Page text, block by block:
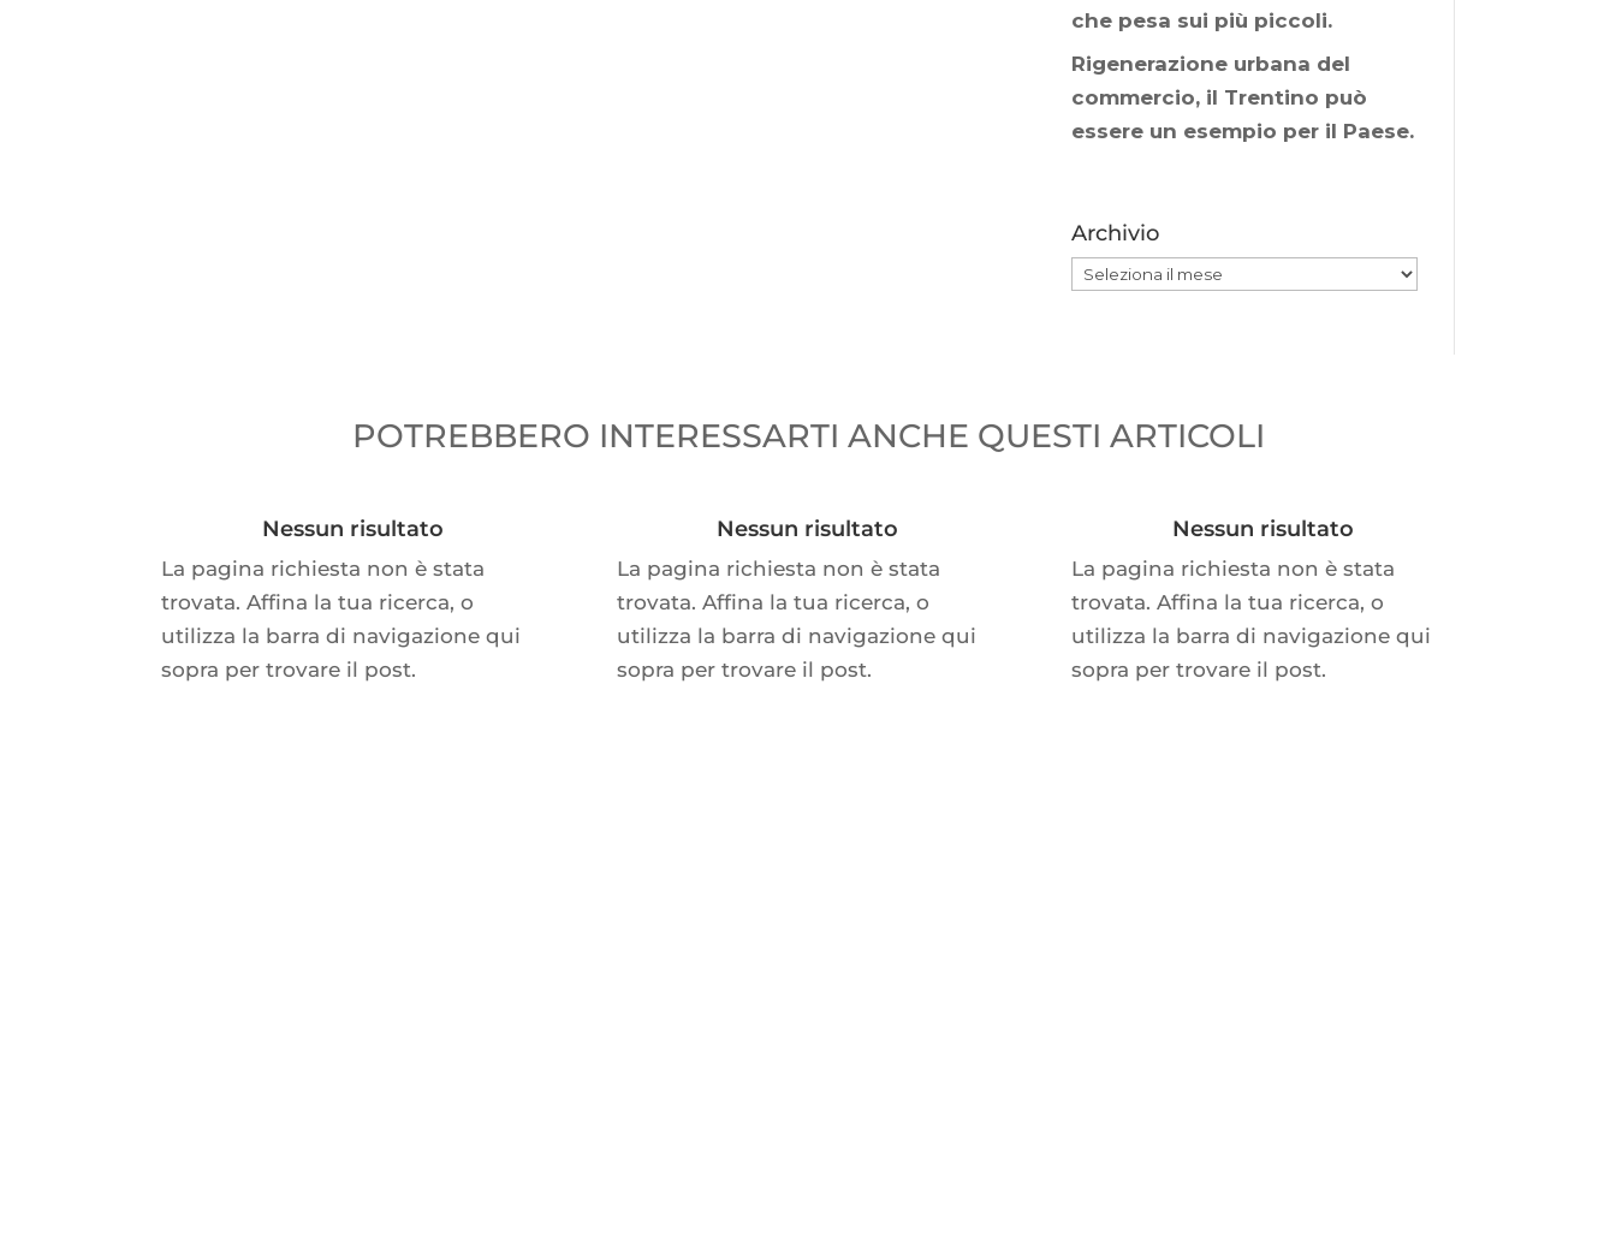
che pesa sui più piccoli.
Rigenerazione urbana del
commercio, il Trentino può
essere un esempio per il Paese.
Archivio
Archivio
POTREBBERO INTERESSARTI ANCHE QUESTI ARTICOLI
Nessun risultato
La pagina richiesta non è stata
trovata. Affina la tua ricerca, o
utilizza la barra di navigazione qui
sopra per trovare il post.
Nessun risultato
La pagina richiesta non è stata
trovata. Affina la tua ricerca, o
utilizza la barra di navigazione qui
sopra per trovare il post.
Nessun risultato
La pagina richiesta non è stata
trovata. Affina la tua ricerca, o
utilizza la barra di navigazione qui
sopra per trovare il post.